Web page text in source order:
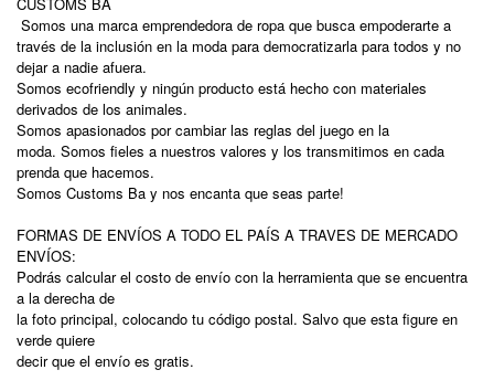
CUSTOMS BA
Somos una marca emprendedora de ropa que busca empoderarte a
través de la inclusión en la moda para democratizarla para todos y no
dejar a nadie afuera.
Somos ecofriendly y ningún producto está hecho con materiales
derivados de los animales.
Somos apasionados por cambiar las reglas del juego en la
moda. Somos fieles a nuestros valores y los transmitimos en cada
prenda que hacemos.
Somos Customs Ba y nos encanta que seas parte!
FORMAS DE ENVÍOS A TODO EL PAÍS A TRAVES DE MERCADO
ENVÍOS:
Podrás calcular el costo de envío con la herramienta que se encuentra
a la derecha de
la foto principal, colocando tu código postal. Salvo que esta figure en
verde quiere
decir que el envío es gratis.